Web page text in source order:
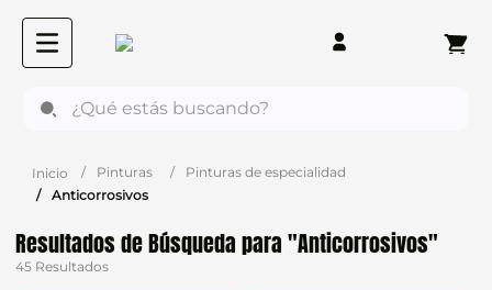
Pinturas
Pinturas de especialidad
Anticorrosivos
Anticorrosivos
45